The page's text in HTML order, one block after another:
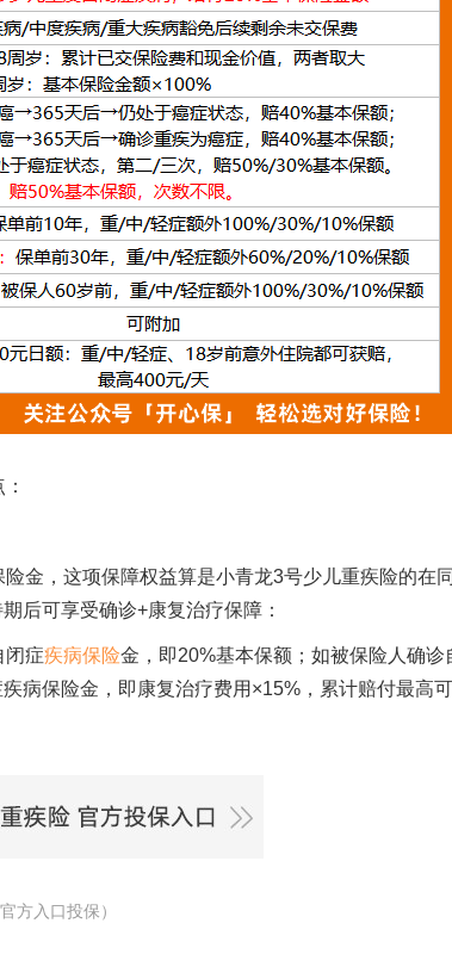
金，这项保障权益算是小青龙3号少儿重疾险的在
后可享受确诊+康复治疗保障：
闭症疾病保险金，即20%基本保额；如被保险人确诊
病保险金，即康复治疗费用×15% ，累计赔付最高
方入口投保）